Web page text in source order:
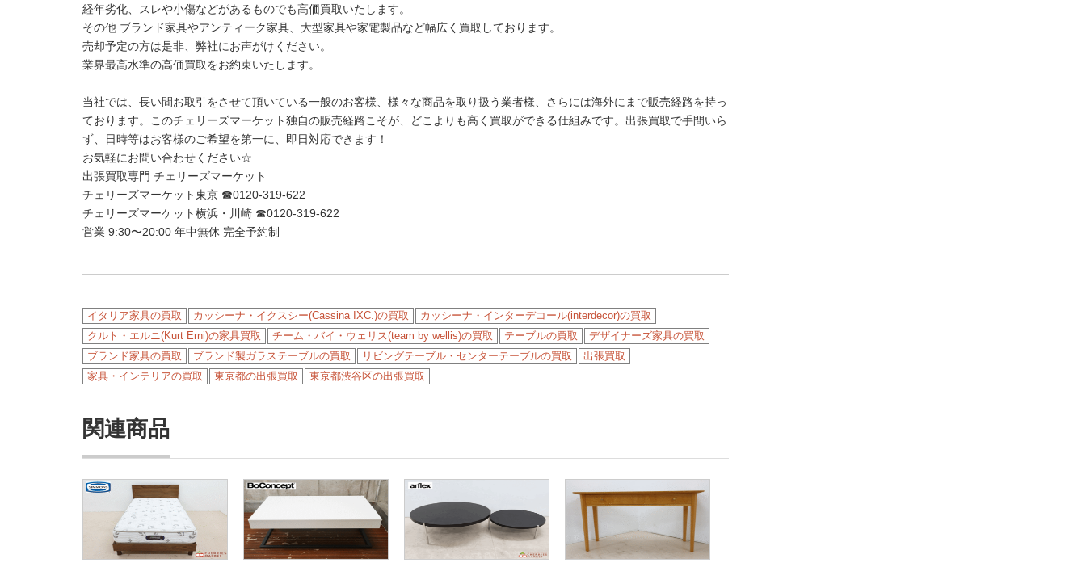
経年劣化、スレや小傷などがあるものでも高価買取いたします。
その他 ブランド家具やアンティーク家具、大型家具や家電製品など幅広く買取しております。
売却予定の方は是非、弊社にお声がけください。
業界最高水準の高価買取をお約束いたします。
当社では、長い間お取引をさせて頂いている一般のお客様、様々な商品を取り扱う業者様、さらには海外にまで販売経路を持っ
ております。このチェリーズマーケット独自の販売経路こそが、どこよりも高く買取ができる仕組みです。出張買取で手間いら
ず、日時等はお客様のご希望を第一に、即日対応できます！
お気軽にお問い合わせください☆
出張買取専門 チェリーズマーケット
チェリーズマーケット東京 ☎︎0120-319-622
チェリーズマーケット横浜・川崎 ☎︎0120-319-622
営業 9:30〜20:00 年中無休 完全予約制
イタリア家具の買取 カッシーナ・イクスシー(Cassina IXC.)の買取
カッシーナ・インターデコール(interdecor)の買取
クルト・エルニ(Kurt Erni)の家具買取
チーム・バイ・ウェリス(team by wellis)の買取 テーブルの買取
デザイナーズ家具の買取
ブランド家具の買取
ブランド製ガラステーブルの買取 リビングテーブル・センターテーブルの買取
出張買取
家具・インテリアの買取
東京都の出張買取 東京都渋谷区の出張買取
関連商品